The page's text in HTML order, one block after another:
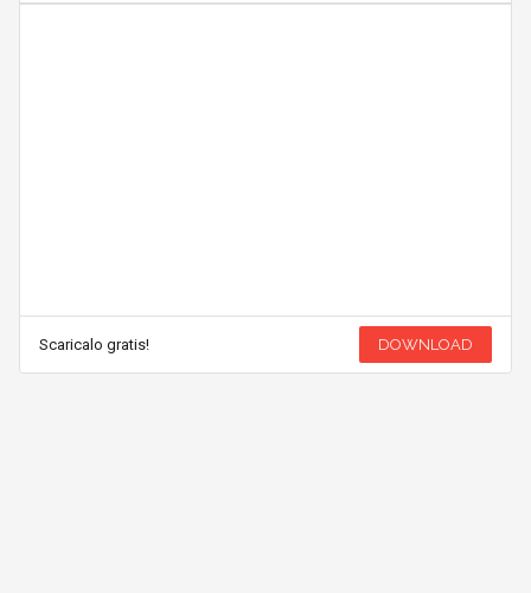
Scaricalo gratis! DOWNLOAD